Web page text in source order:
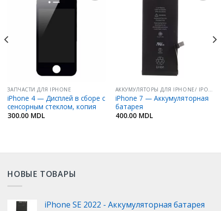
Добавить
ЗАПЧАСТИ ДЛЯ IPHONE
iPhone 4 — Дисплей в сборе с
сенсорным стеклом, копия
300.00 MDL
АККУМУЛЯТОРЫ ДЛЯ IPHONE/ IPOD/ IPAD
iPhone 7 — Аккумуляторная
батарея
400.00 MDL
НОВЫЕ ТОВАРЫ
iPhone SE 2022 - Аккумуляторная батарея